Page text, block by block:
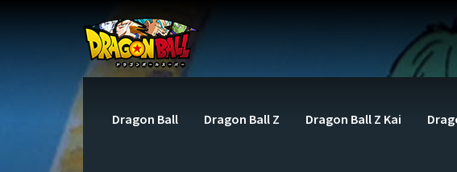
Dragon Ball Dragon Ball Z Dragon Ball Z Kai